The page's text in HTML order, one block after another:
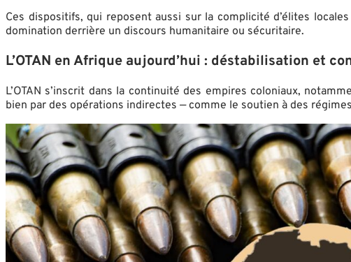
Ces dispositifs, qui reposent aussi sur la complicité d’élites
domination derrière un discours humanitaire ou sécuritaire.
L’OTAN en Afrique aujourd’hui : déstabilisation et
L’OTAN s’inscrit dans la continuité des empires coloniaux,
bien par des opérations indirectes — comme le soutien à des